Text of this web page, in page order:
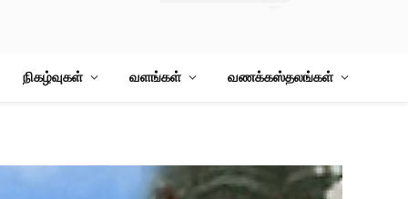
நிகழ்வுகள் வளங்கள் வணக்கஸ்தலங்கள்